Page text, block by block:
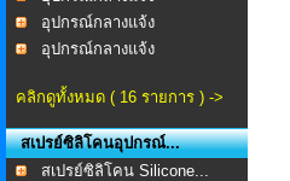
อุปกรณ์กลางแจ้ง
อุปกรณ์กลางแจ้ง
คลิกดูทั้งหมด ( 16 รายการ ) ->
สเปรย์ซิลิโคนอุปกรณ์...
สเปรย์ซิลิโคน Silicone...